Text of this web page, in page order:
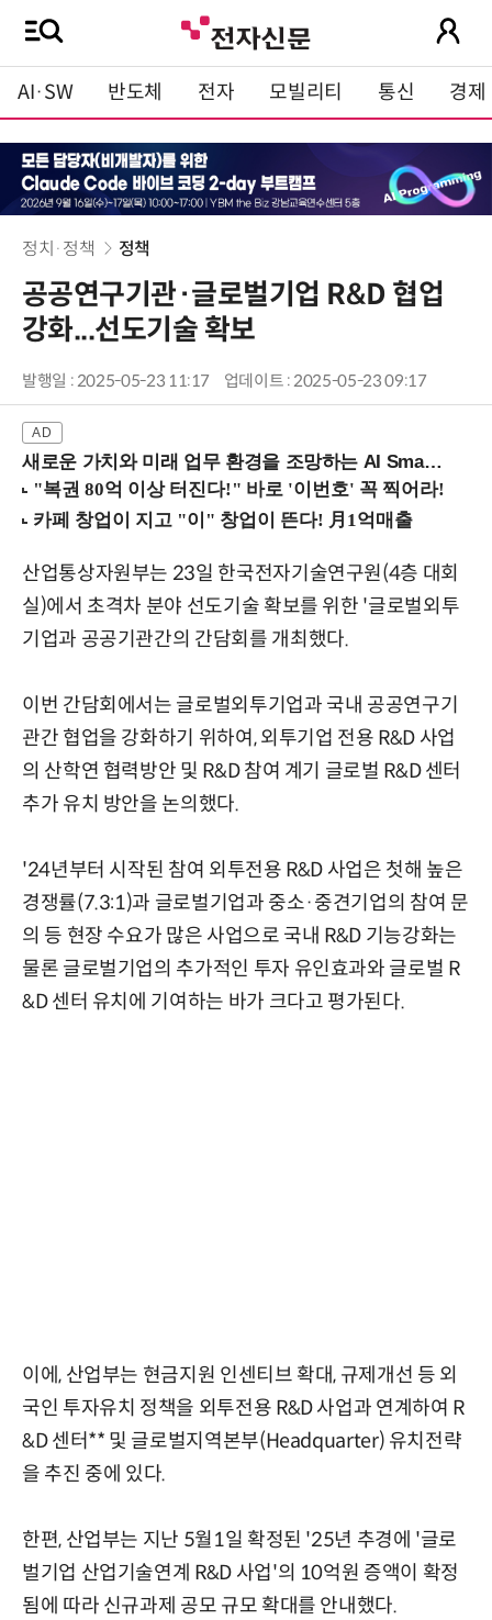
AI·SW 반도체 전자 모빌리티 통신 경제
정치·정책 정책
공공연구기관·글로벌기업 R&D 협업
강화...선도기술 확보
발행일 : 2025-05-23 11:17 업데이트 : 2025-05-23 09:17
새로운 가치와 미래 업무 환경을 조망하는 AI Smart Work Summit 2026 (9/11 코엑스)
산업통상자원부는 23일 한국전자기술연구원(4층 대회
실)에서 초격차 분야 선도기술 확보를 위한 '글로벌외투
기업과 공공기관간의 간담회를 개최했다.
이번 간담회에서는 글로벌외투기업과 국내 공공연구기
관간 협업을 강화하기 위하여, 외투기업 전용 R&D 사업
의 산학연 협력방안 및 R&D 참여 계기 글로벌 R&D 센터
추가 유치 방안을 논의했다.
'24년부터 시작된 참여 외투전용 R&D 사업은 첫해 높은
경쟁률(7.3:1)과 글로벌기업과 중소·중견기업의 참여 문
의 등 현장 수요가 많은 사업으로 국내 R&D 기능강화는
물론 글로벌기업의 추가적인 투자 유인효과와 글로벌 R
&D 센터 유치에 기여하는 바가 크다고 평가된다.
이에, 산업부는 현금지원 인센티브 확대, 규제개선 등 외
국인 투자유치 정책을 외투전용 R&D 사업과 연계하여 R
&D 센터** 및 글로벌지역본부(Headquarter) 유치전략
을 추진 중에 있다.
한편, 산업부는 지난 5월1일 확정된 '25년 추경에 '글로
벌기업 산업기술연계 R&D 사업'의 10억원 증액이 확정
됨에 따라 신규과제 공모 규모 확대를 안내했다.